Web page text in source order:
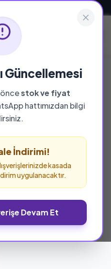
Güncellemesi
stok ve fiyat
hattımızdan bilgi
İndirimi!
kasada
uygulanacaktır.
Devam Et
ait tüm eserleri bu
güvenle sipariş